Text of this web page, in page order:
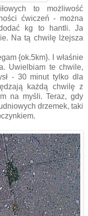
to możliwość
ćwiczeń - można
kg to hantli. Ja
Na tą chwilę lżejsza
{ok.5km}. I właśnie
Uwielbiam te chwile,
- 30 minut tylko dla
każdą chwilę z
na myśli. Teraz, gdy
drzemek, taki